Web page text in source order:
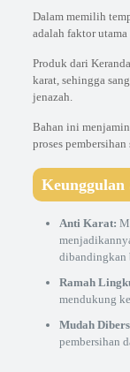
Dalam memilih
adalah faktor
Produk dari
karat, sehingga
jenazah.
Bahan ini menjamin
proses
Keunggulan
Anti Karat:
dibandingkan
Ramah
mendukung
Mudah
pembersihan